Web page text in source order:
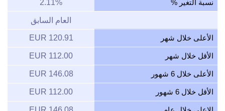
نسبة التغير % 2.11%
العام السابق
الأعلى خلال شهر 120.91 EUR
الأقل خلال شهر 112.00 EUR
الأعلى خلال 6 شهور 146.08 EUR
الأقل خلال 6 شهور 112.00 EUR